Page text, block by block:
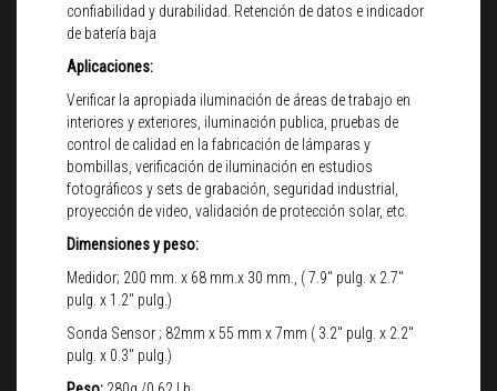
confiabilidad y durabilidad. Retención de datos e indicador
de batería baja
Aplicaciones:
Verificar la apropiada iluminación de áreas de trabajo en
interiores y exteriores, iluminación publica, pruebas de
control de calidad en la fabricación de lámparas y
bombillas, verificación de iluminación en estudios
fotográficos y sets de grabación, seguridad industrial,
proyección de video, validación de protección solar, etc.
Dimensiones y peso:
Medidor; 200 mm. x 68 mm.x 30 mm., ( 7.9" pulg. x 2.7"
pulg. x 1.2" pulg.)
Sonda Sensor ; 82mm x 55 mm x 7mm ( 3.2" pulg. x 2.2"
pulg. x 0.3" pulg.)